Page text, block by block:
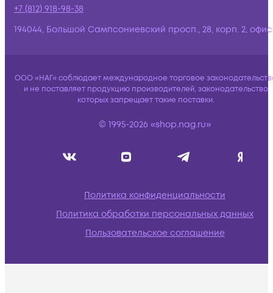
+7 (812) 918-98-38
194044, Большой Сампсониевский просп., 28, корп. 2,
ООО «НАГ» соблюдает международное торговое
и не поставляет продукцию производителей, законодательство
которых запрещает такие поставки.
© 1995-2026 «shop.nag.ru»
Политика конфиденциальности
Политика обработки персональных данных
Пользовательское соглашение